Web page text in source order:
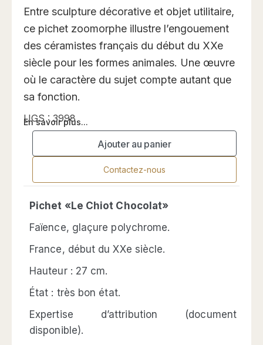
Entre sculpture décorative et objet utilitaire,
ce pichet zoomorphe illustre l’engouement
des céramistes français du début du XXe
siècle pour les formes animales. Une œuvre
où le caractère du sujet compte autant que
sa fonction.
En savoir plus...
UGS :3998
Ajouter au panier
Contactez-nous
Pichet «Le Chiot Chocolat»
Faïence, glaçure polychrome.
France, début du XXe siècle.
Hauteur : 27 cm.
État : très bon état.
Expertise d’attribution (document
disponible).